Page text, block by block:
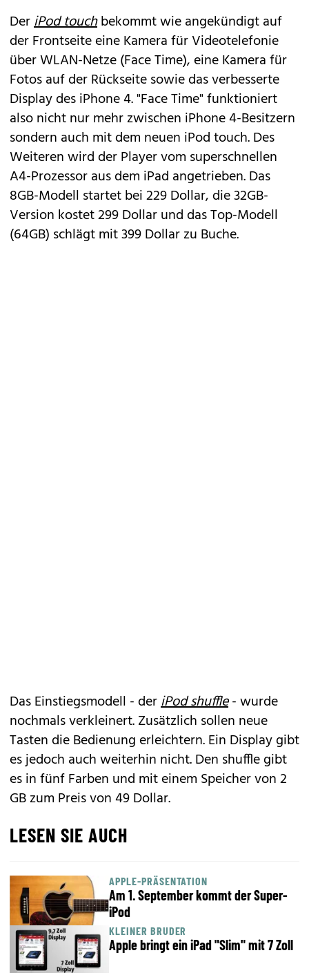
DeriPod touchbekommt wie angekündigt auf
der Frontseite eine Kamera für Videotelefonie
über WLAN-Netze (Face Time), eine Kamera für
Fotos auf der Rückseite sowie das verbesserte
Display des iPhone 4. "Face Time" funktioniert
also nicht nur mehr zwischen iPhone 4-Besitzern
sondern auch mit dem neuen iPod touch. Des
Weiteren wird der Player vom superschnellen
A4-Prozessor aus dem iPad angetrieben. Das
8GB-Modell startet bei 229 Dollar, die 32GB-
Version kostet 299 Dollar und das Top-Modell
(64GB) schlägt mit 399 Dollar zu Buche.
Das Einstiegsmodell - deriPod shuffle- wurde
nochmals verkleinert. Zusätzlich sollen neue
Tasten die Bedienung erleichtern. Ein Display gibt
es jedoch auch weiterhin nicht. Den shuffle gibt
es in fünf Farben und mit einem Speicher von 2
GB zum Preis von 49 Dollar.
LESEN SIE AUCH
APPLE-PRÄSENTATION
Am 1. September kommt der Super-
iPod
KLEINER BRUDER
Apple bringt ein iPad "Slim" mit 7 Zoll